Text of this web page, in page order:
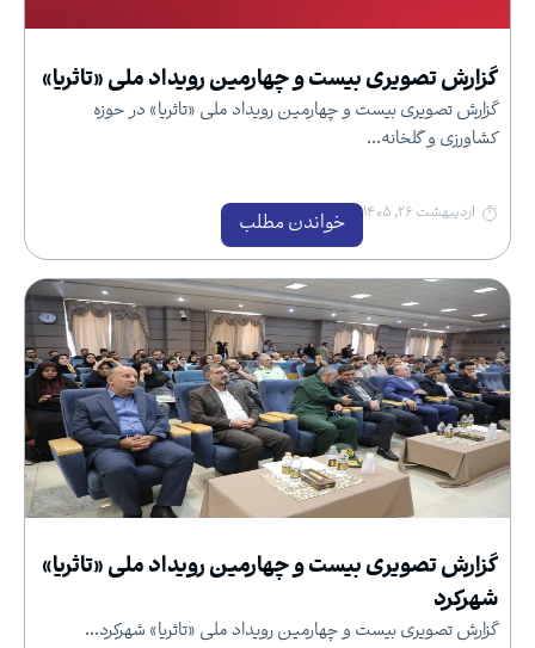
گزارش تصویری بیست و چهارمین رویداد ملی «تاثریا»
گزارش تصویری بیست و چهارمین رویداد ملی «تاثریا» در حوزه
کشاورزی و گلخانه...
اردیبهشت ۲۶, ۱۴۰۵ خواندن مطلب
گزارش تصویری بیست و چهارمین رویداد ملی «تاثریا»
شهرکرد
گزارش تصویری بیست و چهارمین رویداد ملی «تاثریا» شهرکرد...